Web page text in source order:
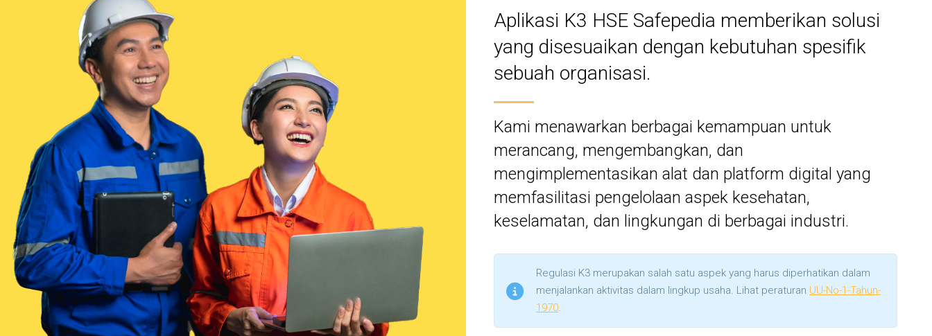
Aplikasi K3 HSE Safepedia memberikan solusi
yang disesuaikan dengan kebutuhan spesifik
sebuah organisasi.
Kami menawarkan berbagai kemampuan untuk
merancang, mengembangkan, dan
mengimplementasikan alat dan platform digital yang
memfasilitasi pengelolaan aspek kesehatan,
keselamatan, dan lingkungan di berbagai industri.
Regulasi K3 merupakan salah satu aspek yang harus diperhatikan dalam
menjalankan aktivitas dalam lingkup usaha. Lihat peraturan UU-No-1-Tahun-
1970.